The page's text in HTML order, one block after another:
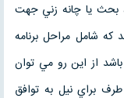
بحث يا چانه زني جهت
كه شامل مراحل برنامه
از اين رو مي توان
براي نيل به توافق